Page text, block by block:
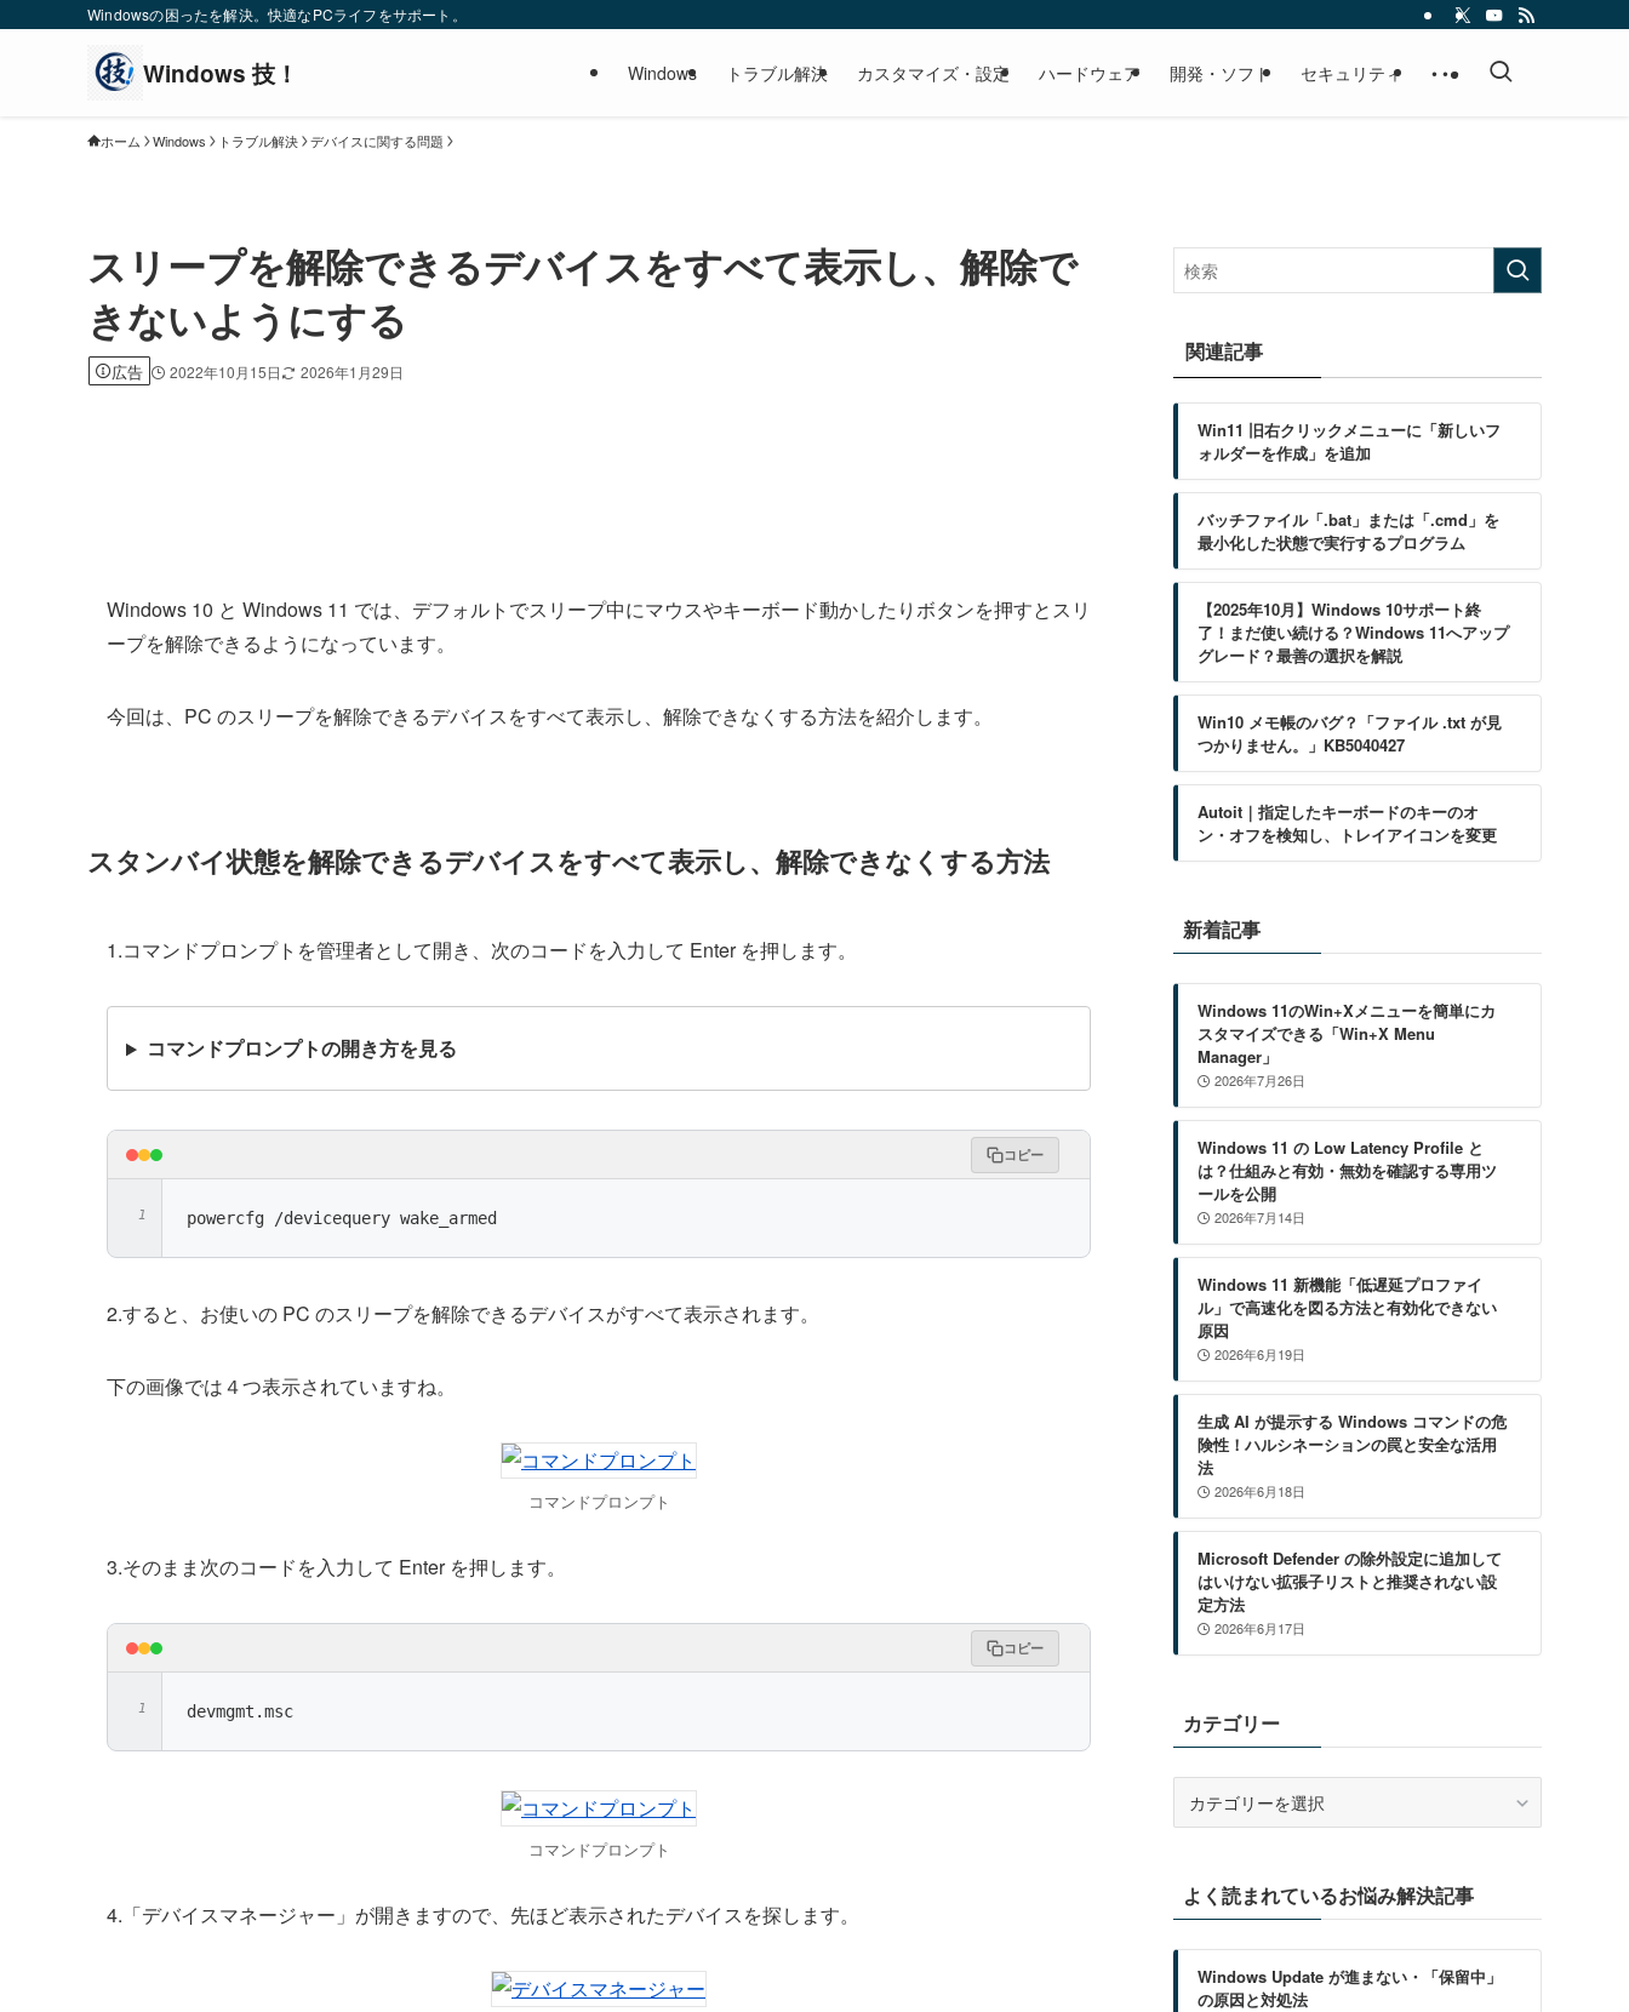
Windowsの困ったを解決。快適なPCライフをサポート。
Windows トラブル解決 カスタマイズ・設定 ハードウェア 開発・ソフト セキュリティ • • •
ホーム Windows トラブル解決 デバイスに関する問題
スリープを解除できるデバイスをすべて表示し、解除で
きないようにする
広告 2022年10月15日 2026年1月29日
Windows 10 と Windows 11 では、デフォルトでスリープ中にマウスやキーボード動かしたりボタンを押すとスリ
ープを解除できるようになっています。
今回は、PC のスリープを解除できるデバイスをすべて表示し、解除できなくする方法を紹介します。
スタンバイ状態を解除できるデバイスをすべて表示し、解除できなくする方法
1.コマンドプロンプトを管理者として開き、次のコードを入力して Enter を押します。
コマンドプロンプトの開き方を見る
コピー
powercfg /devicequery wake_armed
2.すると、お使いの PC のスリープを解除できるデバイスがすべて表示されます。
下の画像では４つ表示されていますね。
コマンドプロンプト
3.そのまま次のコードを入力して Enter を押します。
コピー
devmgmt.msc
コマンドプロンプト
4.「デバイスマネージャー」が開きますので、先ほど表示されたデバイスを探します。
関連記事
Win11 旧右クリックメニューに「新しいフ
ォルダーを作成」を追加
バッチファイル「.bat」または「.cmd」を
最小化した状態で実行するプログラム
【2025年10月】Windows 10サポート終
了！まだ使い続ける？Windows 11へアップ
グレード？最善の選択を解説
Win10 メモ帳のバグ？「ファイル .txt が見
つかりません。」KB5040427
Autoit｜指定したキーボードのキーのオ
ン・オフを検知し、トレイアイコンを変更
新着記事
Windows 11のWin+Xメニューを簡単にカ
スタマイズできる「Win+X Menu
Manager」
2026年7月26日
Windows 11 の Low Latency Profile と
は？仕組みと有効・無効を確認する専用ツ
ールを公開
2026年7月14日
Windows 11 新機能「低遅延プロファイ
ル」で高速化を図る方法と有効化できない
原因
2026年6月19日
生成 AI が提示する Windows コマンドの危
険性！ハルシネーションの罠と安全な活用
法
2026年6月18日
Microsoft Defender の除外設定に追加して
はいけない拡張子リストと推奨されない設
定方法
2026年6月17日
カテゴリー
ーよく読まれているお悩み解決記事
Windows Update が進まない・「保留中」
の原因と対処法